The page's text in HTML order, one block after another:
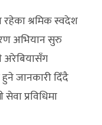
रहेका श्रमिक स्वदेश
अभियान सुरु
अरेबियासँग
हुने जानकारी दिँदै
प्रविधिमा